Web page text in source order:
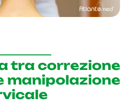
tra correzione
manipolazione